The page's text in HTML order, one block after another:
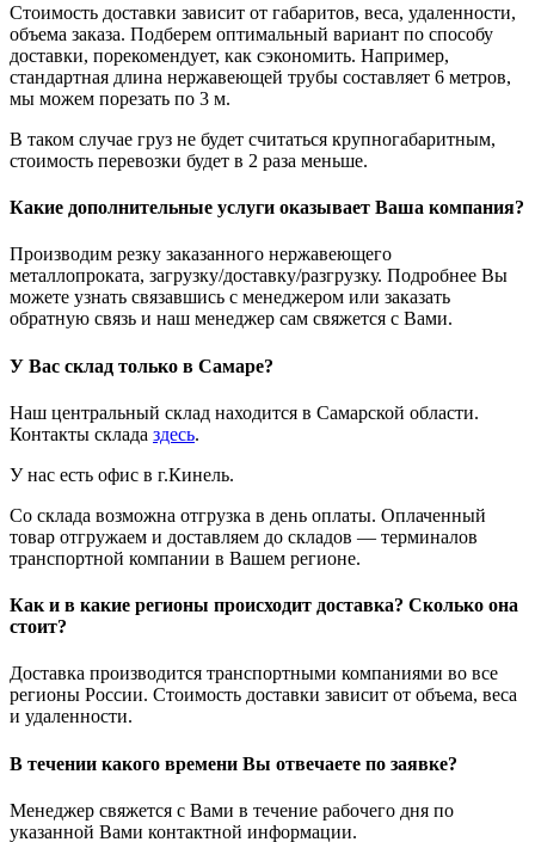
Стоимость доставки зависит от габаритов, веса, удаленности,
объема заказа. Подберем оптимальный вариант по способу
доставки, порекомендует, как сэкономить. Например,
стандартная длина нержавеющей трубы составляет 6 метров,
мы можем порезать по 3 м.
В таком случае груз не будет считаться крупногабаритным,
стоимость перевозки будет в 2 раза меньше.
Какие дополнительные услуги оказывает Ваша компания?
Производим резку заказанного нержавеющего
металлопроката, загрузку/доставку/разгрузку. Подробнее Вы
можете узнать связавшись с менеджером или заказать
обратную связь и наш менеджер сам свяжется с Вами.
У Вас склад только в Самаре?
Наш центральный склад находится в Самарской области.
Контакты склада здесь.
У нас есть офис в г.Кинель.
Со склада возможна отгрузка в день оплаты. Оплаченный
товар отгружаем и доставляем до складов — терминалов
транспортной компании в Вашем регионе.
Как и в какие регионы происходит доставка? Сколько она
стоит?
Доставка производится транспортными компаниями во все
регионы России. Стоимость доставки зависит от объема, веса
и удаленности.
В течении какого времени Вы отвечаете по заявке?
Менеджер свяжется с Вами в течение рабочего дня по
указанной Вами контактной информации.